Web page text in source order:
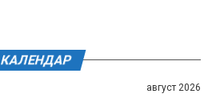
КАЛЕНДАР
август 2026